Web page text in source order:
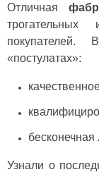
Отличная
«постулатах»:
Узнали о